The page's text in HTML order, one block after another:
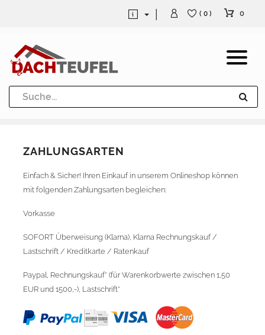
Dachrinne und Fallrohre
Werkzeuge und Löttechnik
Heuel Alu Dachtritte
Heuel Alu Schneefang
Kaminabdeckung
( 0 ) 0
ZAHLUNGSARTEN
Einfach & Sicher! Ihren Einkauf in unserem Onlineshop können
mit folgenden Zahlungsarten begleichen:
Vorkasse
SOFORT Überweisung (Klarna), Klarna Rechnungskauf /
Lastschrift / Kreditkarte / Ratenkauf
Paypal, Rechnungskauf* (für Warenkorbwerte zwischen 1,50
EUR und 1500,-), Lastschrift*